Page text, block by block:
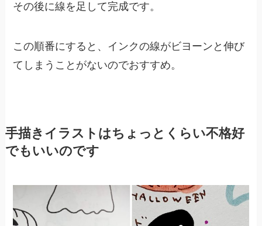
その後に線を足して完成です。
この順番にすると、インクの線がビヨーンと伸び
てしまうことがないのでおすすめ。
手描きイラストはちょっとくらい不格好
でもいいのです